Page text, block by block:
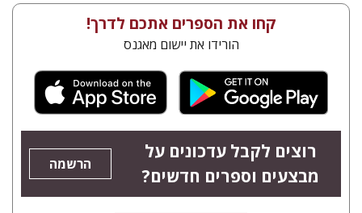
קחו את הספרים אתכם לדרך!
הורידו את יישום מאגנס
רוצים לקבל עדכונים על
מבצעים וספרים חדשים?
הרשמה